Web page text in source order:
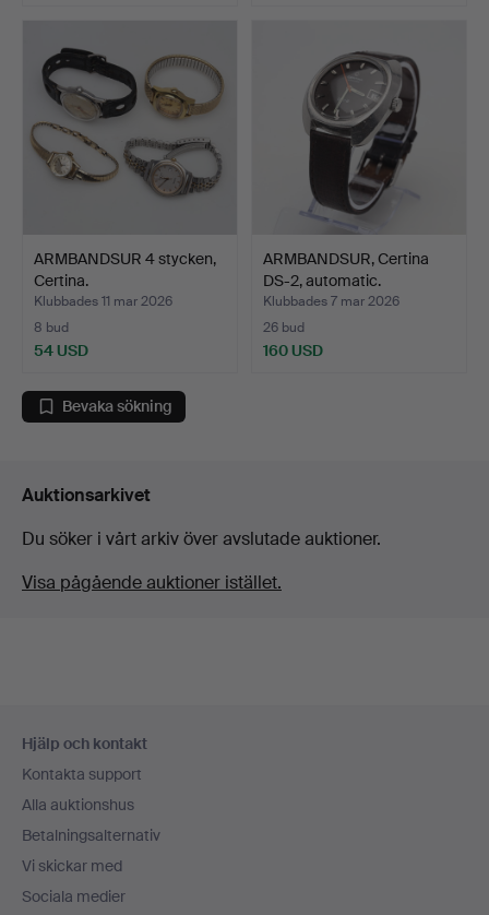
ARMBANDSUR 4 stycken,
Certina.
Klubbades 11 mar 2026
8 bud
54 USD
ARMBANDSUR, Certina
DS-2, automatic.
Klubbades 7 mar 2026
26 bud
160 USD
Bevaka sökning
Auktionsarkivet
Du söker i vårt arkiv över avslutade auktioner.
Visa pågående auktioner istället.
Hjälp och kontakt
Kontakta support
Alla auktionshus
Betalningsalternativ
Vi skickar med
Sociala medier